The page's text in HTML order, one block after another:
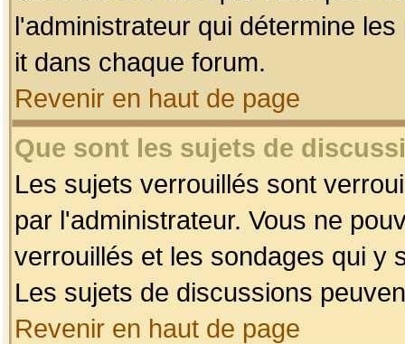
l'administrateur qui détermine
it dans chaque forum.
Revenir en haut de page
Que sont les sujets de
Les sujets verrouillés sont
par l'administrateur. Vous ne
verrouillés et les sondages qui y
Les sujets de discussions
Revenir en haut de page